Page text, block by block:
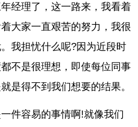
经理了，这一路来，我看着
大家一直艰苦的努力，我很
我担忧什么呢?因为近段时
不是很理想，即使每位同事
是得不到我们想要的结果。
件容易的事情啊!就像我们